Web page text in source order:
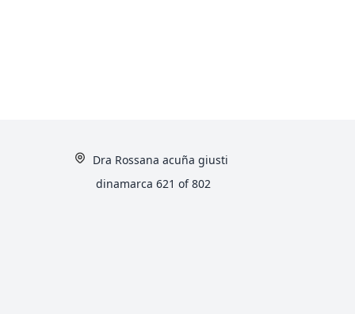
Dra Rossana acuña giusti
dinamarca 621 of 802